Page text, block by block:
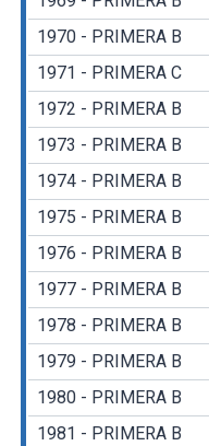
1970 - PRIMERA B
1971 - PRIMERA C
1972 - PRIMERA B
1973 - PRIMERA B
1974 - PRIMERA B
1975 - PRIMERA B
1976 - PRIMERA B
1977 - PRIMERA B
1978 - PRIMERA B
1979 - PRIMERA B
1980 - PRIMERA B
1981 - PRIMERA B